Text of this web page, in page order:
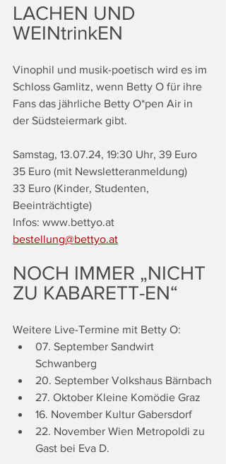
LACHEN UND
WEINtrinkEN
Vinophil und musik-poetisch wird es im
Schloss Gamlitz, wenn Betty O für ihre
Fans das jährliche Betty O*pen Air in
der Südsteiermark gibt.
Samstag, 13.07.24, 19:30 Uhr, 39 Euro
35 Euro (mit Newsletteranmeldung)
33 Euro (Kinder, Studenten,
Beeinträchtigte)
Infos: www.bettyo.at
bestellung@bettyo.at
NOCH IMMER „NICHT
ZU KABARETT-EN“
Weitere Live-Termine mit Betty O:
07. September Sandwirt
Schwanberg
20. September Volkshaus Bärnbach
27. Oktober Kleine Komödie Graz
16. November Kultur Gabersdorf
22. November Wien Metropoldi zu
Gast bei Eva D.